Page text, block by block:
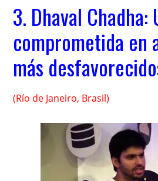
3. Dhaval Chadha:
comprometida en
más
(Río de Janeiro, Brasil)